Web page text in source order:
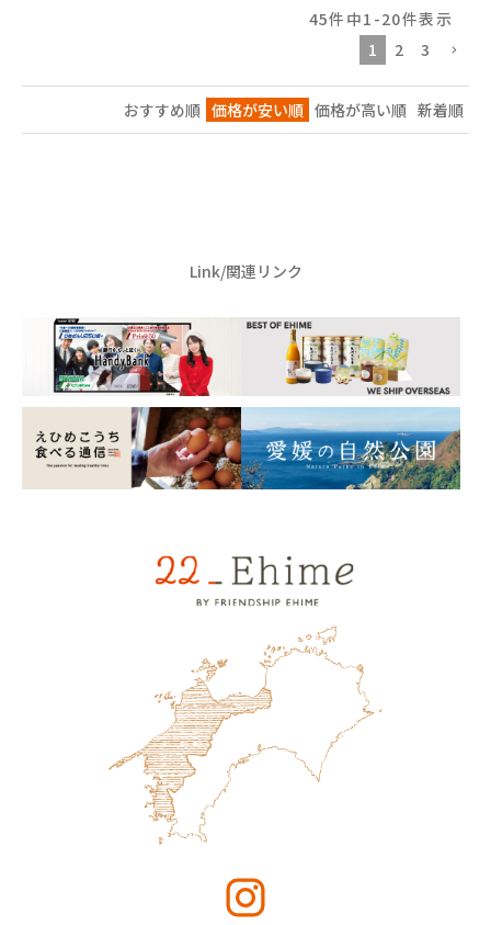
おすすめ順 価格が安い順 価格が高い順 新着順
45件中1 -20件表示
1
2 3
Link/関連リンク